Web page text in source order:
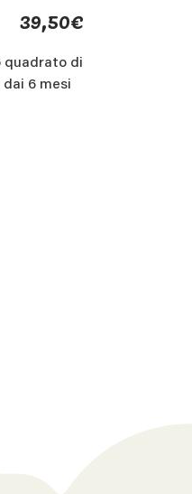
39,50€
quadrato di
6 mesi